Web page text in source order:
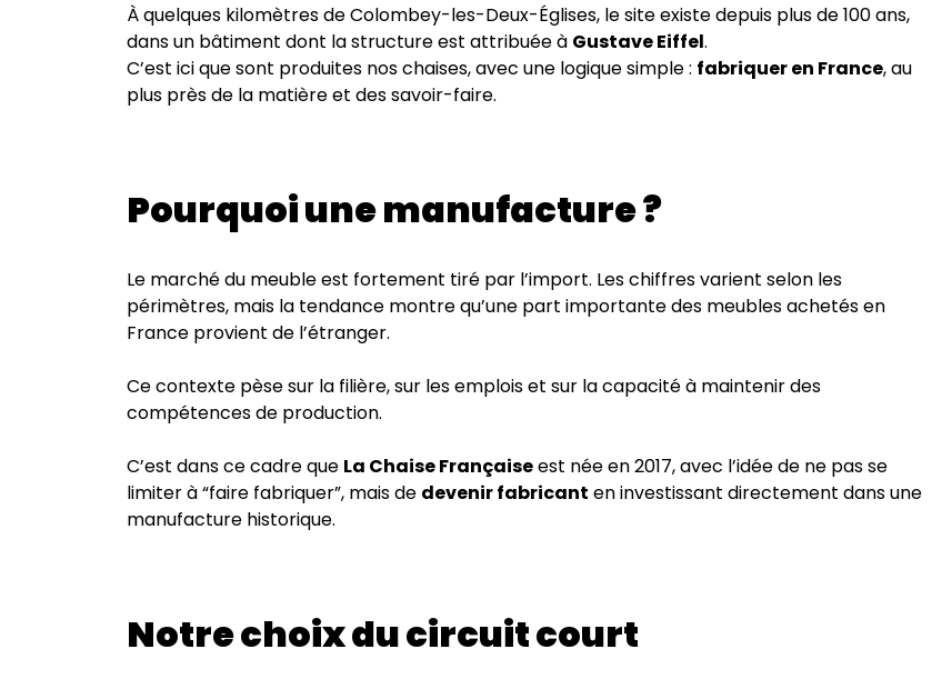
À quelques kilomètres de Colombey-les-Deux-Églises, le site existe depuis plus de 100 ans,
dans un bâtiment dont la structure est attribuée à Gustave Eiffel.
C’est ici que sont produites nos chaises, avec une logique simple : fabriquer en France, au
plus près de la matière et des savoir-faire.
Pourquoi une manufacture ?
Le marché du meuble est fortement tiré par l’import. Les chiffres varient selon les
périmètres, mais la tendance montre qu’une part importante des meubles achetés en
France provient de l’étranger.
Ce contexte pèse sur la filière, sur les emplois et sur la capacité à maintenir des
compétences de production.
C’est dans ce cadre que La Chaise Françaiseest née en 2017, avec l’idée de ne pas se
limiter à “faire fabriquer”, mais de devenir fabricant en investissant directement dans une
manufacture historique.
Notre choix du circuit court